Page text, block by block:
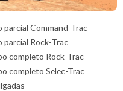
parcial Command-Trac
parcial Rock-Trac
completo Rock-Trac
completo Selec-Trac